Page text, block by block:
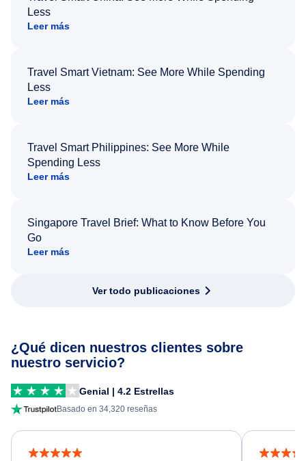
Less
Leer más
Travel Smart Vietnam: See More While Spending
Less
Leer más
Travel Smart Philippines: See More While
Spending Less
Leer más
Singapore Travel Brief: What to Know Before You
Go
Leer más
Ver todo publicaciones
¿Qué dicen nuestros clientes sobre
nuestro servicio?
Genial | 4.2 Estrellas
Basado en 34,320 reseñas